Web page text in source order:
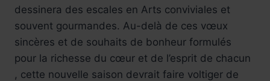
dessinera des escales en Arts conviviales et
souvent gourmandes. Au-delà de ces vœux
sincères et de souhaits de bonheur formulés
pour la richesse du cœur et de l’esprit de chacun
, cette nouvelle saison devrait faire voltiger de